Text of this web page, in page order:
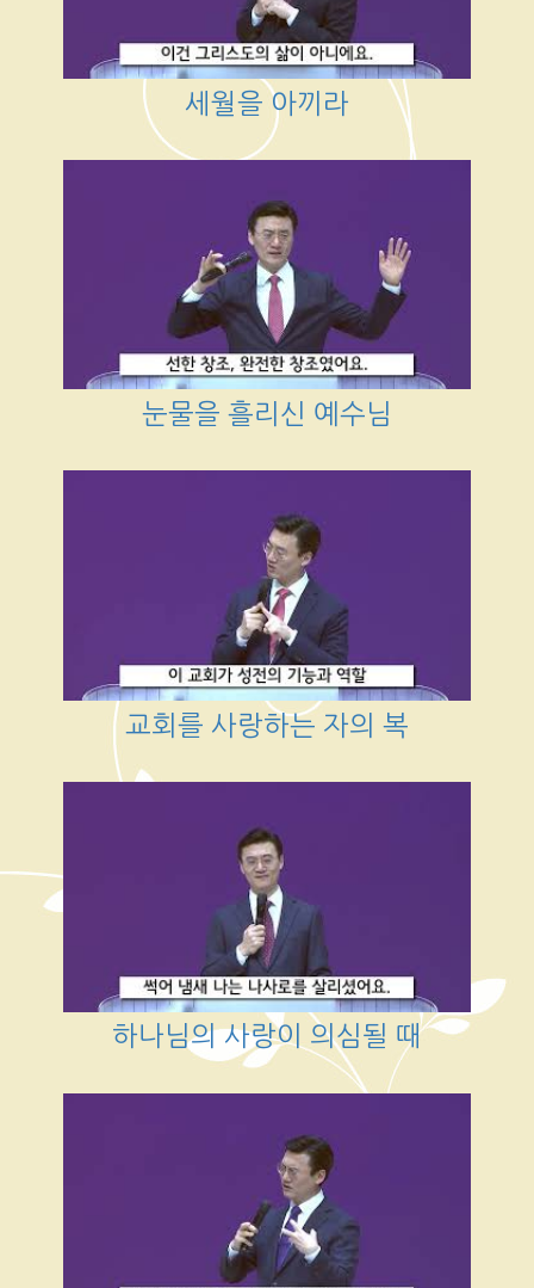
세월을 아끼라
눈물을 흘리신 예수님
교회를 사랑하는 자의 복
하나님의 사랑이 의심될 때